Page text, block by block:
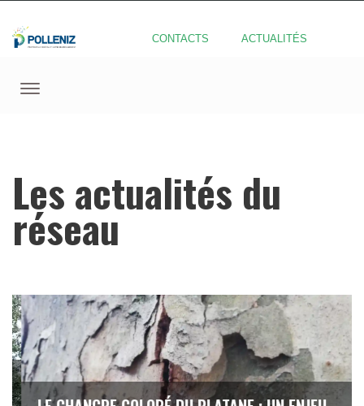
CONTACTS ACTUALITÉS
Les actualités du
réseau